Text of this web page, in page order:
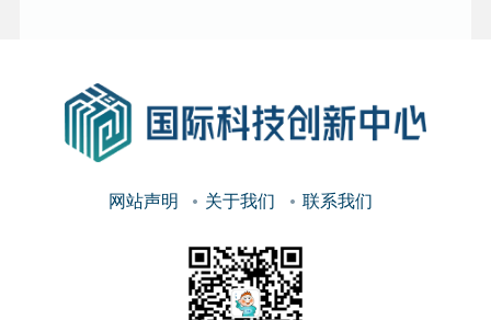
网站声明 关于我们 联系我们